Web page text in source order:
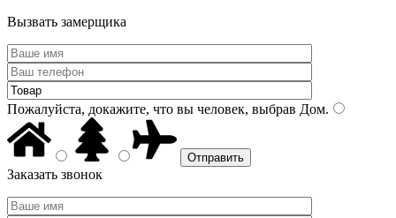
Вызвать замерщика
Пожалуйста, докажите, что вы человек, выбрав Дом.
Заказать звонок